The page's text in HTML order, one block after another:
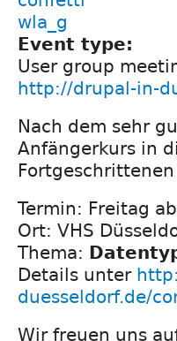
wla_g
Event type:
User group
http://drupal-in-
Nach dem sehr
Anfängerkurs in
Termin: Freitag
Ort: VHS
Thema:
Details unter
duesseldorf.de/
Wir freuen uns